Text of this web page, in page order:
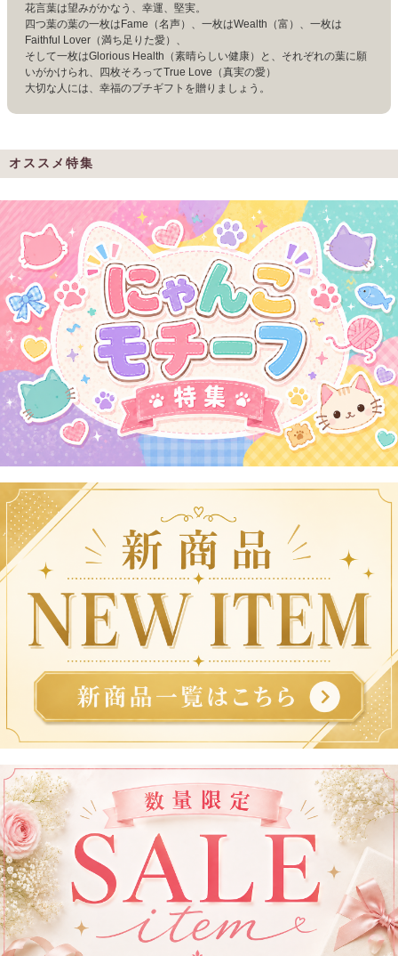
花言葉は望みがかなう、幸運、堅実。
四つ葉の葉の一枚はFame（名声）、一枚はWealth（富）、一枚は
Faithful Lover（満ち足りた愛）、
そして一枚はGlorious Health（素晴らしい健康）と、それぞれの葉に願
いがかけられ、四枚そろってTrue Love（真実の愛）
大切な人には、幸福のプチギフトを贈りましょう。
オススメ特集